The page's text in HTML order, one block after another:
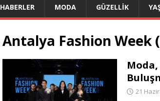
HABERLER MODA GÜZELLİK
Antalya Fashion Week
21